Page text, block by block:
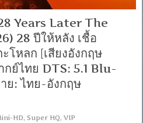
Years Later The
28 ปีให้หลัง เชื้อ
โหลก [เสียงอังกฤษ
ย์ไทย DTS: 5.1 Blu-
ย: ไทย-อังกฤษ
HD,Super HQ,VIP